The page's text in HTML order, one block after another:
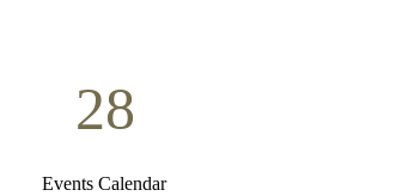
28
Events Calendar